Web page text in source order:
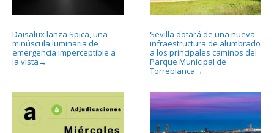
Daisalux lanza Spica, una
minúscula luminaria de
emergencia imperceptible a
la vista →
Sevilla dotará de una nueva
infraestructura de alumbrado
a los principales caminos del
Parque Municipal de
Torreblanca →